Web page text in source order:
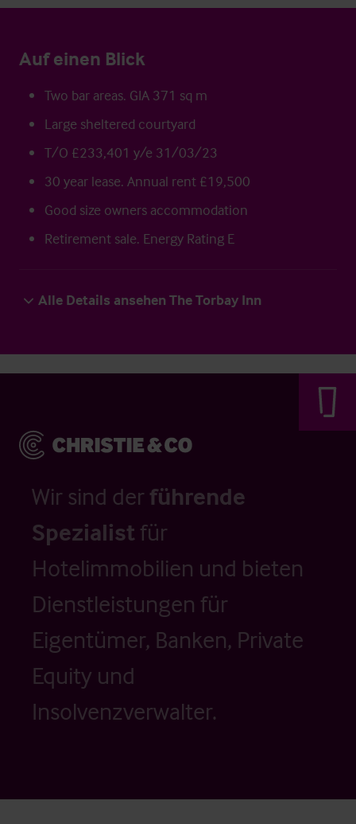
Auf einen Blick
Two bar areas. GIA 371 sq m
Large sheltered courtyard
T/O £233,401 y/e 31/03/23
30 year lease. Annual rent £19,500
Good size owners accommodation
Retirement sale. Energy Rating E
Alle Details ansehen The Torbay Inn
Wir sind der führende
Spezialistfür
Hotelimmobilien und bieten
Dienstleistungen für
Eigentümer, Banken, Private
Equity und
Insolvenzverwalter.